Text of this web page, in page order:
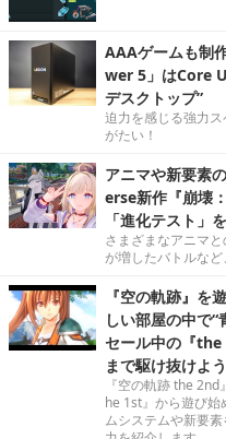
AAAゲームも制
wer 5」はCore
デスクトップ”
迫力を感じる強力
がたい！
アニマや新要素
erse新作『崩壊
「進化テスト」
さまざまなアニマ
が増したバトルな
『空の軌跡』を
しい部屋の中で
セール中の『the
まで駆け抜けよう
『空の軌跡 the
he 1st』から遊び始
ムシステムや新要